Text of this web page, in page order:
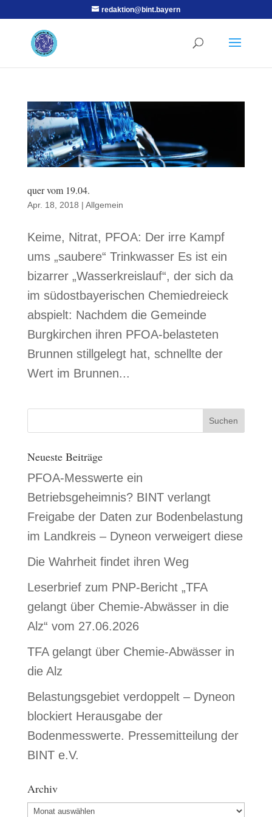
redaktion@bint.bayern
quer vom 19.04.
Apr. 18, 2018 | Allgemein
Keime, Nitrat, PFOA: Der irre Kampf
ums „saubere“ Trinkwasser Es ist ein
bizarrer „Wasserkreislauf“, der sich da
im südostbayerischen Chemiedreieck
abspielt: Nachdem die Gemeinde
Burgkirchen ihren PFOA-belasteten
Brunnen stillgelegt hat, schnellte der
Wert im Brunnen...
Neueste Beiträge
PFOA-Messwerte ein
Betriebsgeheimnis? BINT verlangt
Freigabe der Daten zur Bodenbelastung
im Landkreis – Dyneon verweigert diese
Die Wahrheit findet ihren Weg
Leserbrief zum PNP-Bericht „TFA
gelangt über Chemie-Abwässer in die
Alz“ vom 27.06.2026
TFA gelangt über Chemie-Abwässer in
die Alz
Belastungsgebiet verdoppelt – Dyneon
blockiert Herausgabe der
Bodenmesswerte. Pressemitteilung der
BINT e.V.
Archiv
Archiv